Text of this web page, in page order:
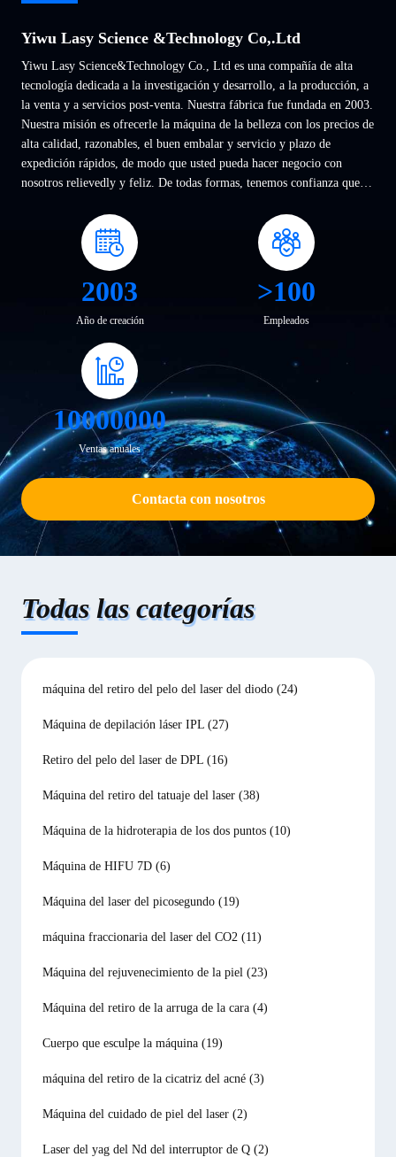
Yiwu Lasy Science &Technology Co,.Ltd
Yiwu Lasy Science&Technology Co., Ltd es una compañía de alta
tecnología dedicada a la investigación y desarrollo, a la producción, a
la venta y a servicios post-venta. Nuestra fábrica fue fundada en 2003.
Nuestra misión es ofrecerle la máquina de la belleza con los precios de
alta calidad, razonables, el buen embalar y servicio y plazo de
expedición rápidos, de modo que usted pueda hacer negocio con
nosotros relievedly y feliz. De todas formas, tenemos confianza que
2003
Año de creación
>100
Empleados
10000000
Ventas anuales
Contacta con nosotros
Todas las categorías
máquina del retiro del pelo del laser del diodo (24)
Máquina de depilación láser IPL (27)
Retiro del pelo del laser de DPL (16)
Máquina del retiro del tatuaje del laser (38)
Máquina de la hidroterapia de los dos puntos (10)
Máquina de HIFU 7D (6)
Máquina del laser del picosegundo (19)
máquina fraccionaria del laser del CO2 (11)
Máquina del rejuvenecimiento de la piel (23)
Máquina del retiro de la arruga de la cara (4)
Cuerpo que esculpe la máquina (19)
máquina del retiro de la cicatriz del acné (3)
Máquina del cuidado de piel del laser (2)
Laser del yag del Nd del interruptor de Q (2)